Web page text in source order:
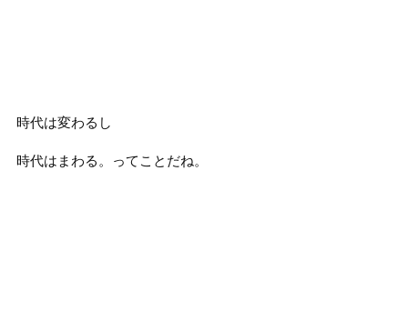
時代は変わるし
時代はまわる。ってことだね。